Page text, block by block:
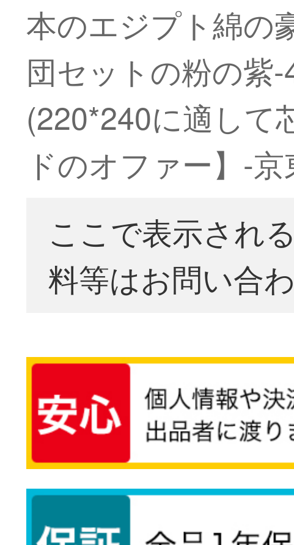
本のエジプト綿の
団セットの粉の紫
(220*240に適して
ドのオファー】-京
ここで表示され
料等はお問い合